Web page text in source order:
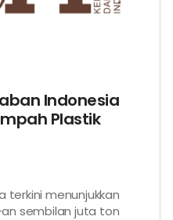
Indonesia
Plastik
terkini menunjukkan
sembilan juta ton